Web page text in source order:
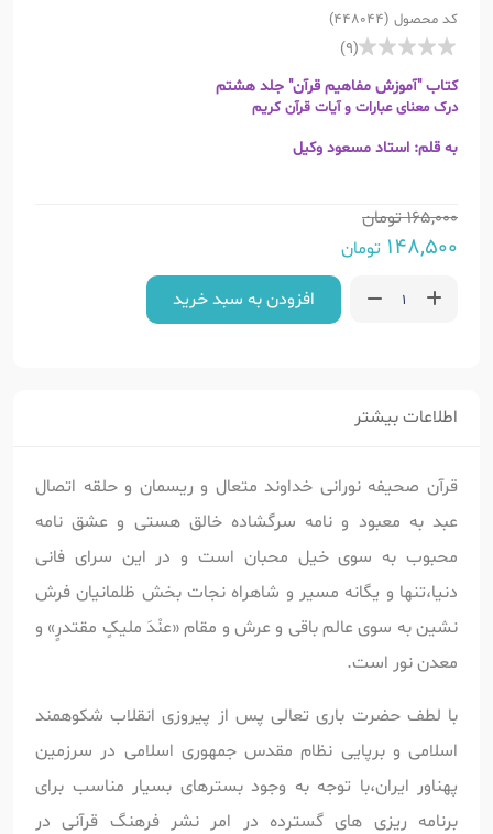
کد محصول (448044)
(9)
کتاب "آموزش مفاهیم قرآن" جلد هشتم
درک معنای عبارات و آیات قرآن کریم
به قلم: استاد مسعود وکیل
165,000تومان
148,500 تومان
افزودن به سبد خرید
اطلاعات بیشتر
قرآن صحیفه نورانی خداوند متعال و ریسمان و حلقه اتصال
عبد به معبود و نامه سرگشاده خالق هستی و عشق نامه
محبوب به سوی خیل محبان است و در این سرای فانی
دنیا،تنها و یگانه مسیر و شاهراه نجات بخش ظلمانیان فرش
نشین به سوی عالم باقی و عرش و مقام «عنْدَ ملیکٍ مقتدرٍ» و
معدن نور است.
با لطف حضرت باری تعالی پس از پیروزی انقلاب شکوهمند
اسلامی و برپایی نظام مقدس جمهوری اسلامی در سرزمین
پهناور ایران،با توجه به وجود بسترهای بسیار مناسب برای
برنامه ریزی های گسترده در امر نشر فرهنگ قرآنی در